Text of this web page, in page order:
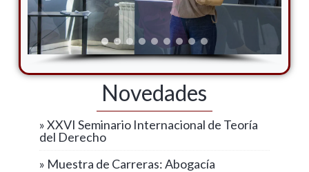
Novedades
» XXVI Seminario Internacional de Teoría
del Derecho
» Muestra de Carreras: Abogacía